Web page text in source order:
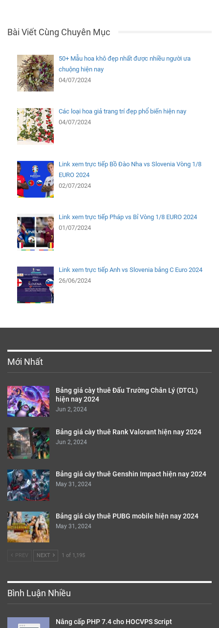
Bài Viết Cùng Chuyên Mục
50+ Mẫu hoa khô đẹp nhất được nhiều người ưa
chuộng hiện nay
04/07/2024
Các loại hoa giả trang trí đẹp phổ biến hiện nay
04/07/2024
Link xem trực tiếp Bồ Đào Nha vs Slovenia Vòng 1/8
EURO 2024
02/07/2024
Link xem trực tiếp Pháp vs Bỉ Vòng 1/8 EURO 2024
01/07/2024
Link xem trực tiếp Anh vs Slovenia bảng C Euro 2024
26/06/2024
Mới Nhất
Bảng giá cày thuê Đấu Trường Chân Lý (DTCL)
hiện nay 2024
Jun 2, 2024
Bảng giá cày thuê Rank Valorant hiện nay 2024
Jun 2, 2024
Bảng giá cày thuê Genshin Impact hiện nay 2024
May 31, 2024
Bảng giá cày thuê PUBG mobile hiện nay 2024
May 31, 2024
PREV NEXT 1 of 1,195
Bình Luận Nhiều
Nâng cấp PHP 7.4 cho HOCVPS Script